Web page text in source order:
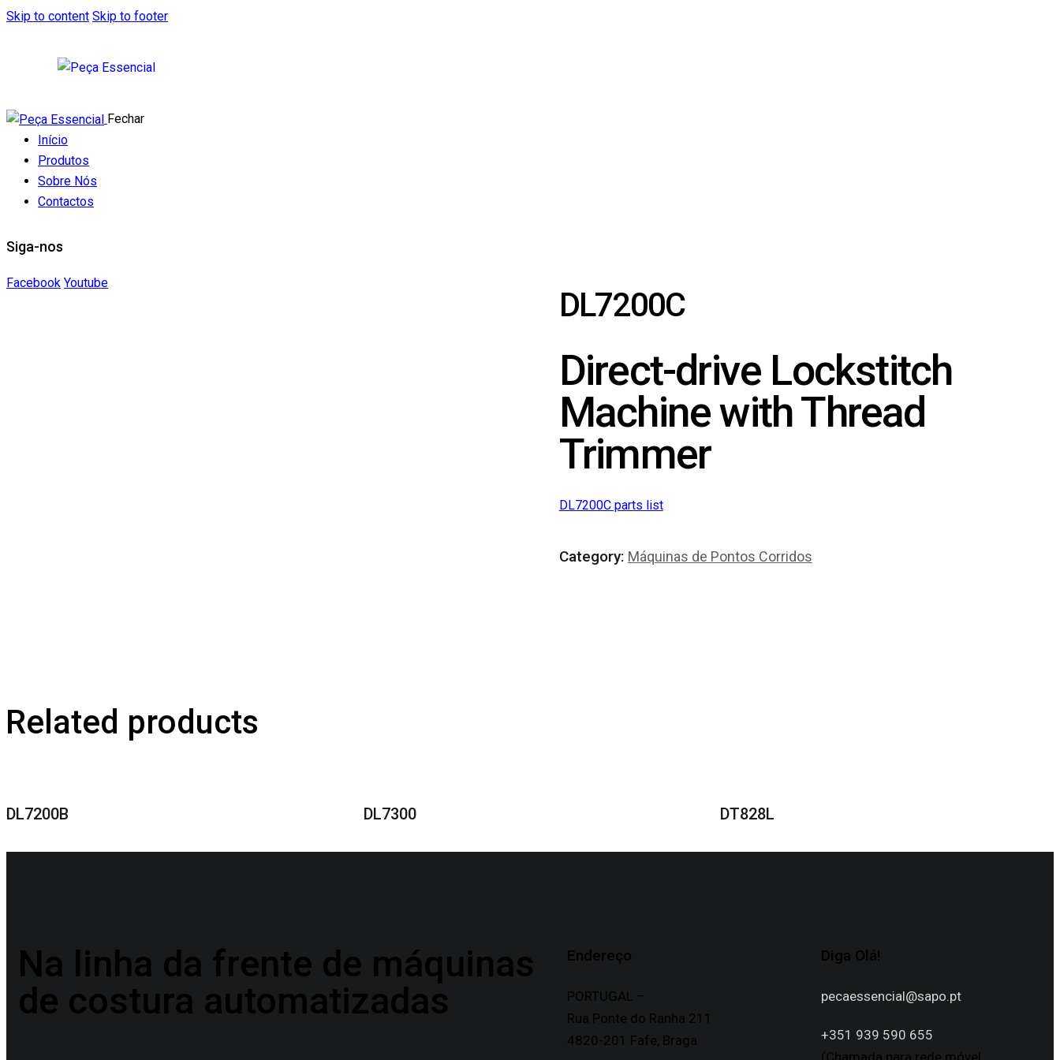
Skip to content Skip to footer
Fechar
Início
Produtos
Sobre Nós
Contactos
Siga-nos
Facebook Youtube
DL7200C
Direct-drive Lockstitch
Machine with Thread
Trimmer
DL7200C parts list
Category: Máquinas de Pontos Corridos
Related products
DL7200B DL7300 DT828L
Na linha da frente de máquinas
de costura automatizadas
Endereço
PORTUGAL –
Rua Ponte do Ranha 211
4820-201 Fafe, Braga
Diga Olá!
pecaessencial@sapo.pt
+351 939 590 655